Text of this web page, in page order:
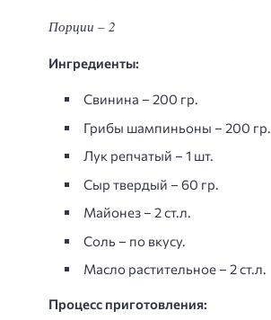
Порции – 2
Ингредиенты:
Свинина – 200 гр.
Грибы шампиньоны – 200 гр.
Лук репчатый – 1 шт.
Сыр твердый – 60 гр.
Майонез – 2 ст.л.
Соль – по вкусу.
Масло растительное – 2 ст.л.
Процесс приготовления: